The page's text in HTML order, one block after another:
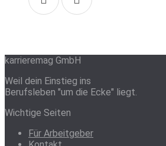
karrieremag GmbH
Weil dein Einstieg ins
Berufsleben "um die Ecke" liegt.
Wichtige Seiten
Für Arbeitgeber